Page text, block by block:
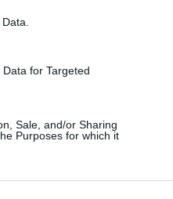
for Targeted
Sale, and/or Sharing
Purposes for which it